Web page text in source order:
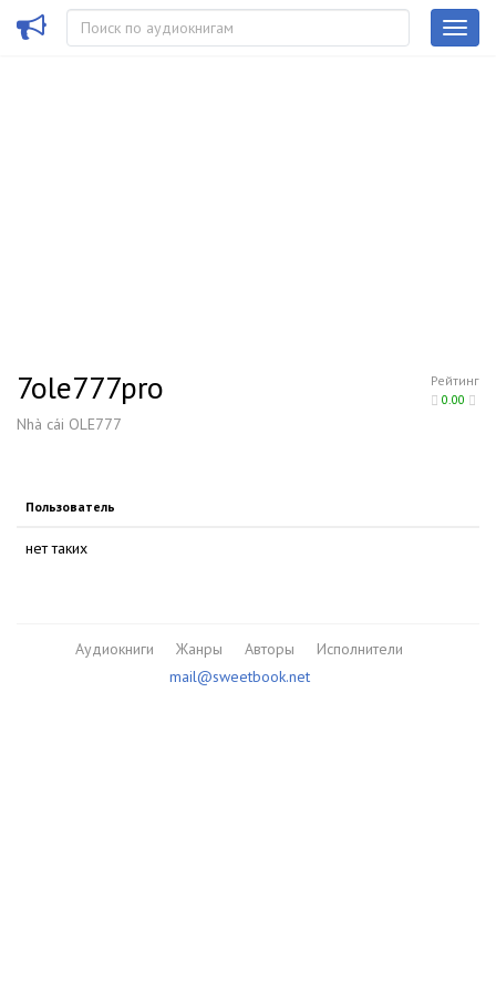
Рейтинг
0.00
7ole777pro
Nhà cái OLE777
Пользователь
нет таких
Аудиокниги Жанры Авторы
Исполнители
mail@sweetbook.net